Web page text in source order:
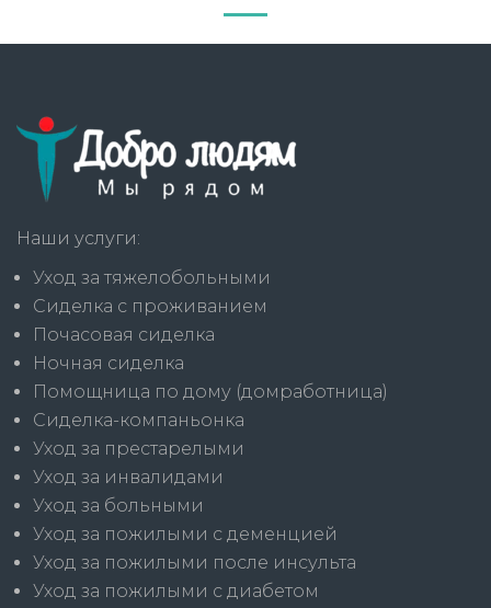
Наши услуги:
Уход за тяжелобольными
Сиделка с проживанием
Почасовая сиделка
Ночная сиделка
Помощница по дому (домработница)
Сиделка-компаньонка
Уход за престарелыми
Уход за инвалидами
Уход за больными
Уход за пожилыми с деменцией
Уход за пожилыми после инсульта
Уход за пожилыми с диабетом